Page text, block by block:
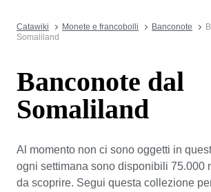
Catawiki Monete e francobolli Banconote
Somaliland
Banconote dal
Somaliland
Al momento non ci sono oggetti in
ogni settimana sono disponibili 75.000
da scoprire. Segui questa collezione